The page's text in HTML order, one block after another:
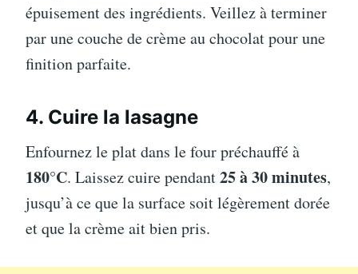
épuisement des ingrédients. Veillez à terminer
par une couche de crème au chocolat pour une
finition parfaite.
4. Cuire la lasagne
Enfournez le plat dans le four préchauffé à
180°C. Laissez cuire pendant25 à 30 minutes,
jusqu’à ce que la surface soit légèrement dorée
et que la crème ait bien pris.